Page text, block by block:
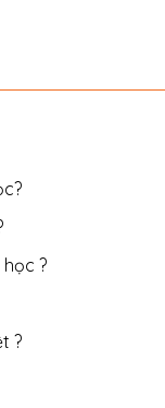
?
?